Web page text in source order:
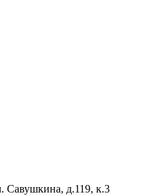
Савушкина, д.119, к.3